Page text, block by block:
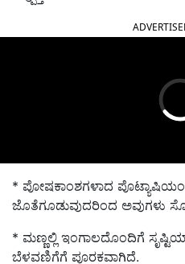
* ಪೋಷಕಾಂಶಗಳಾದ
ಜೊತೆಗೂಡುವುದರಿಂದ ಅವುಗಳು
* ಮಣ್ಣಲ್ಲಿ ಇಂಗಾಲದೊಂದಿಗೆ
ಬೆಳವಣಿಗೆಗೆ ಪೂರಕವಾಗಿದೆ.